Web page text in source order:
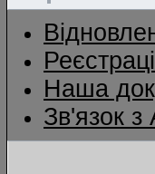
Наша
Зв'язок з